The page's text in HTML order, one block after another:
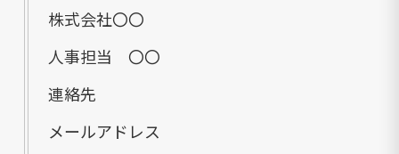
株式会社〇〇
人事担当 〇〇
連絡先
メールアドレス